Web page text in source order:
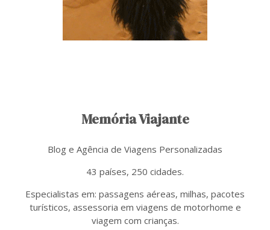
Memória Viajante
Blog e Agência de Viagens Personalizadas
43 países, 250 cidades.
Especialistas em: passagens aéreas, milhas, pacotes
turísticos, assessoria em viagens de motorhome e
viagem com crianças.